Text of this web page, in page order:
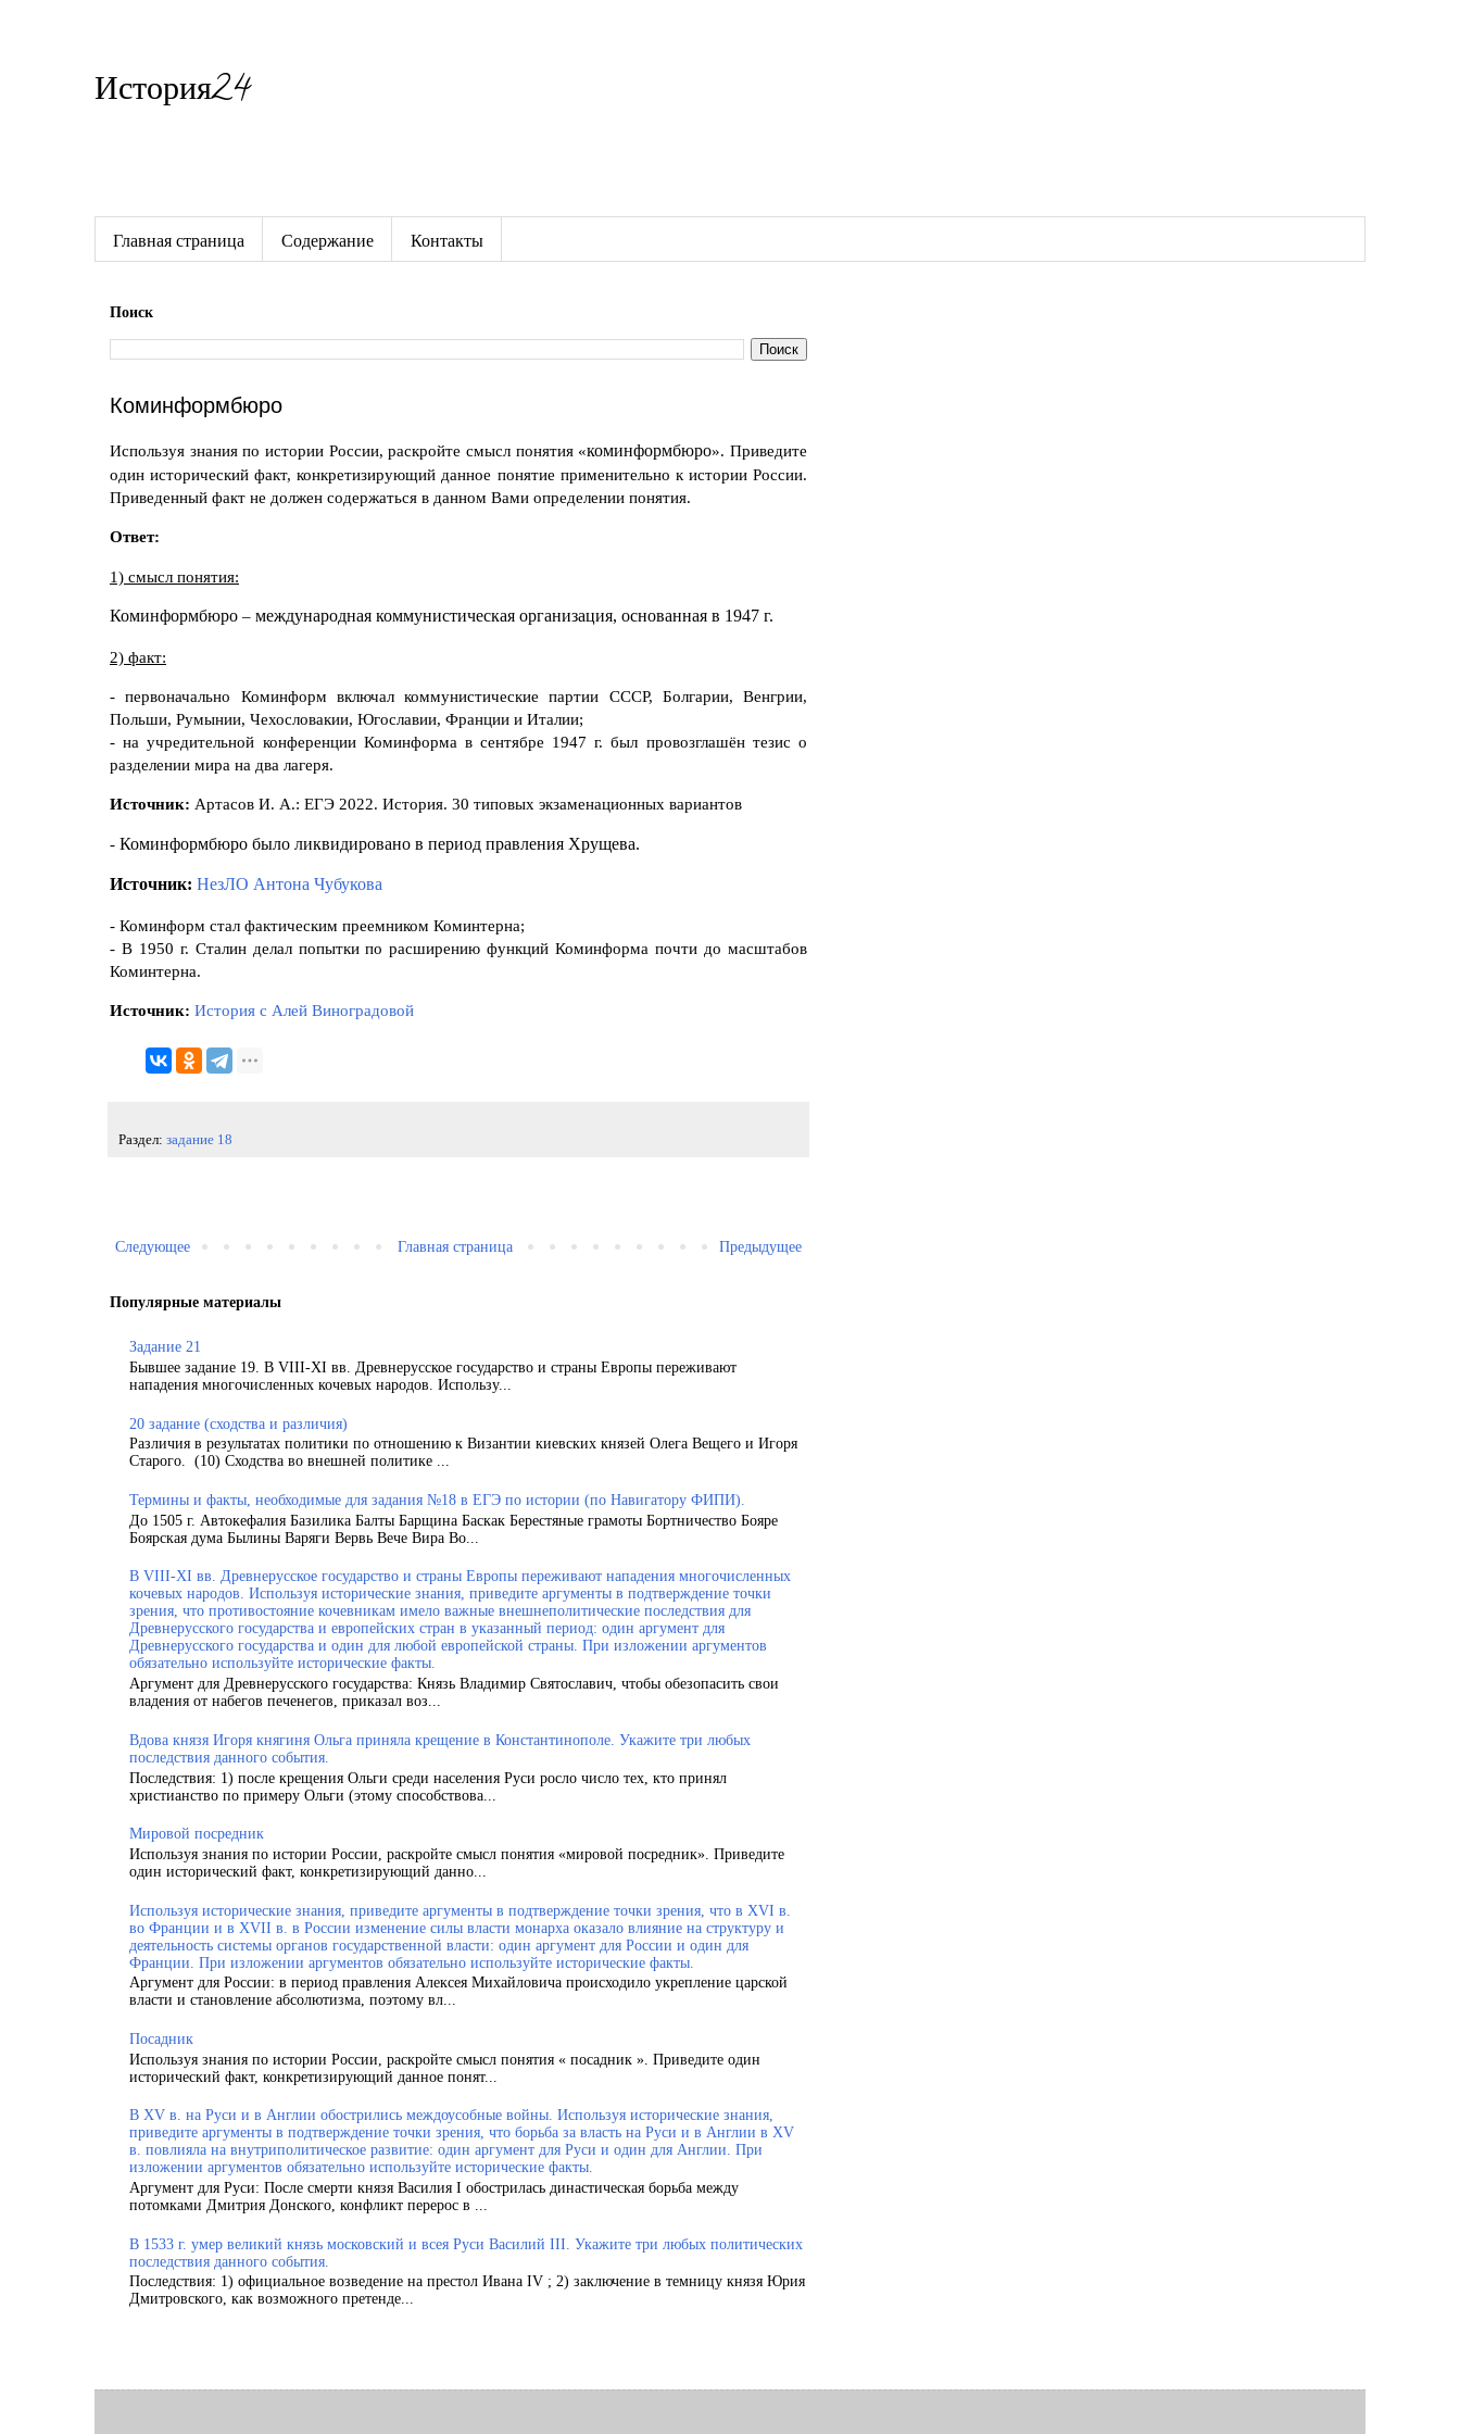
История24
Главная страница Содержание Контакты
Поиск
Коминформбюро
Используя знания по истории России, раскройте смысл понятия «коминформбюро». Приведите
один исторический факт, конкретизирующий данное понятие применительно к истории России.
Приведенный факт не должен содержаться в данном Вами определении понятия.
Ответ:
1) смысл понятия:
Коминформбюро – международная коммунистическая организация, основанная в 1947 г.
2) факт:
- первоначально Коминформ включал коммунистические партии СССР, Болгарии, Венгрии,
Польши, Румынии, Чехословакии, Югославии, Франции и Италии;
- на учредительной конференции Коминформа в сентябре 1947 г. был провозглашён тезис о
разделении мира на два лагеря.
Источник: Артасов И. А.: ЕГЭ 2022. История. 30 типовых экзаменационных вариантов
- Коминформбюро было ликвидировано в период правления Хрущева.
Источник: НезЛО Антона Чубукова
- Коминформ стал фактическим преемником Коминтерна;
- В 1950 г. Сталин делал попытки по расширению функций Коминформа почти до масштабов
Коминтерна.
Источник: История с Алей Виноградовой
Раздел: задание 18
Следующее Предыдущее
Главная страница
Популярные материалы
Задание 21
Бывшее задание 19. В VIII-XI вв. Древнерусское государство и страны Европы переживают
нападения многочисленных кочевых народов. Использу...
20 задание (сходства и различия)
Различия в результатах политики по отношению к Византии киевских князей Олега Вещего и Игоря
Старого. (10) Сходства во внешней политике ...
Термины и факты, необходимые для задания №18 в ЕГЭ по истории (по Навигатору ФИПИ).
До 1505 г. Автокефалия Базилика Балты Барщина Баскак Берестяные грамоты Бортничество Бояре
Боярская дума Былины Варяги Вервь Вече Вира Во...
В VIII-XI вв. Древнерусское государство и страны Европы переживают нападения многочисленных
кочевых народов. Используя исторические знания, приведите аргументы в подтверждение точки
зрения, что противостояние кочевникам имело важные внешнеполитические последствия для
Древнерусского государства и европейских стран в указанный период: один аргумент для
Древнерусского государства и один для любой европейской страны. При изложении аргументов
обязательно используйте исторические факты.
Аргумент для Древнерусского государства: Князь Владимир Святославич, чтобы обезопасить свои
владения от набегов печенегов, приказал воз...
Вдова князя Игоря княгиня Ольга приняла крещение в Константинополе. Укажите три любых
последствия данного события.
Последствия: 1) после крещения Ольги среди населения Руси росло число тех, кто принял
христианство по примеру Ольги (этому способствова...
Мировой посредник
Используя знания по истории России, раскройте смысл понятия «мировой посредник». Приведите
один исторический факт, конкретизирующий данно...
Используя исторические знания, приведите аргументы в подтверждение точки зрения, что в XVI в.
во Франции и в XVII в. в России изменение силы власти монарха оказало влияние на структуру и
деятельность системы органов государственной власти: один аргумент для России и один для
Франции. При изложении аргументов обязательно используйте исторические факты.
Аргумент для России: в период правления Алексея Михайловича происходило укрепление царской
власти и становление абсолютизма, поэтому вл...
Посадник
Используя знания по истории России, раскройте смысл понятия « посадник ». Приведите один
исторический факт, конкретизирующий данное понят...
В XV в. на Руси и в Англии обострились междоусобные войны. Используя исторические знания,
приведите аргументы в подтверждение точки зрения, что борьба за власть на Руси и в Англии в XV
в. повлияла на внутриполитическое развитие: один аргумент для Руси и один для Англии. При
изложении аргументов обязательно используйте исторические факты.
Аргумент для Руси: После смерти князя Василия I обострилась династическая борьба между
потомками Дмитрия Донского, конфликт перерос в ...
В 1533 г. умер великий князь московский и всея Руси Василий III. Укажите три любых политических
последствия данного события.
Последствия: 1) официальное возведение на престол Ивана IV ; 2) заключение в темницу князя Юрия
Дмитровского, как возможного претенде...